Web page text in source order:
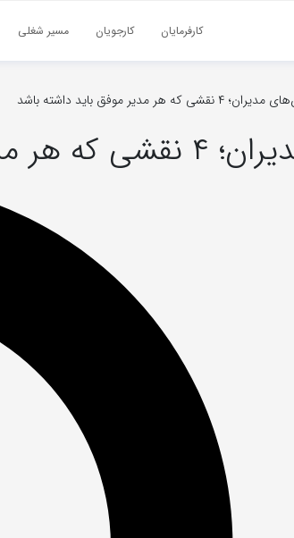
کارفرمایان کارجویان مسیر شغلی
۴ نقشی که هر مدیر موفق باید داشته باشد
باید داشته باشد